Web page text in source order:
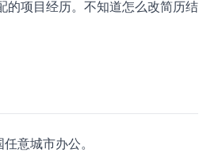
的项目经历。不知道怎么改简历结
意城市办公。